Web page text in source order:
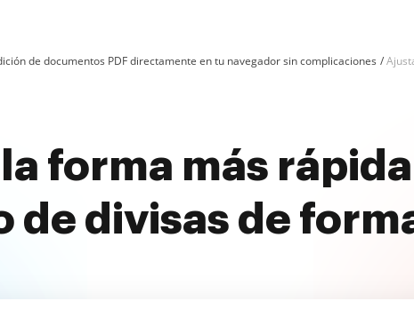
de documentos PDF directamente en tu navegador sin complicaciones
forma más
de divisas de